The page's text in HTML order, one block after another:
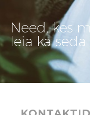
Need, kes
leia ka seda